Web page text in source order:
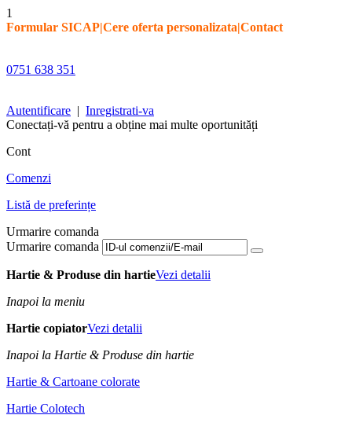
1
Formular SICAP|Cere oferta personalizata|Contact
0751 638 351
Autentificare | Inregistrati-va
Conectați-vă pentru a obține mai multe oportunități
Cont
Comenzi
Listă de preferințe
Urmarire comanda
Urmarire comanda
Hartie & Produse din hartieVezi detalii
Inapoi la meniu
Hartie copiatorVezi detalii
Inapoi la Hartie & Produse din hartie
Hartie & Cartoane colorate
Hartie Colotech